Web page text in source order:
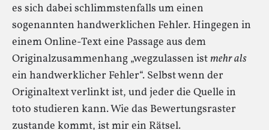
es sich dabei schlimmstenfalls um einen
sogenannten handwerklichen Fehler. Hingegen in
einem Online-Text eine Passage aus dem
Originalzusammenhang „wegzulassen istmehr als
ein handwerklicher Fehler“. Selbst wenn der
Originaltext verlinkt ist, und jeder die Quelle in
toto studieren kann. Wie das Bewertungsraster
zustande kommt, ist mir ein Rätsel.